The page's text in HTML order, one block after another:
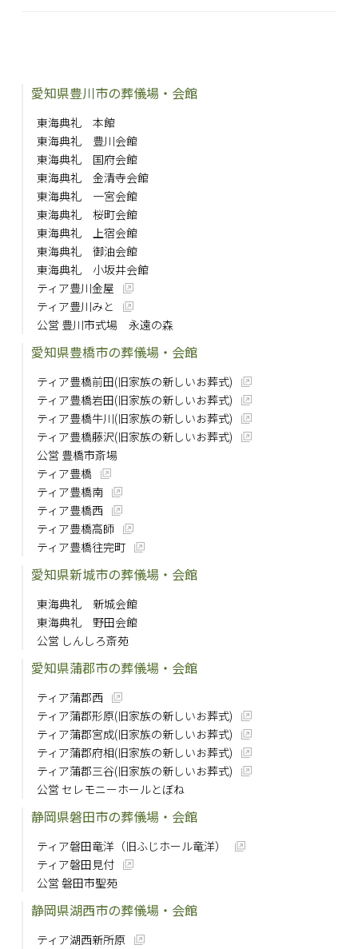
愛知県豊川市の葬儀場・会館
東海典礼 本館
東海典礼 豊川会館
東海典礼 国府会館
東海典礼 金清寺会館
東海典礼 一宮会館
東海典礼 桜町会館
東海典礼 上宿会館
東海典礼 御油会館
東海典礼 小坂井会館
ティア豊川金屋
ティア豊川みと
公営 豊川市式場 永遠の森
愛知県豊橋市の葬儀場・会館
ティア豊橋前田(旧家族の新しいお葬式)
ティア豊橋岩田(旧家族の新しいお葬式)
ティア豊橋牛川(旧家族の新しいお葬式)
ティア豊橋藤沢(旧家族の新しいお葬式)
公営 豊橋市斎場
ティア豊橋
ティア豊橋南
ティア豊橋西
ティア豊橋高師
ティア豊橋往完町
愛知県新城市の葬儀場・会館
東海典礼 新城会館
東海典礼 野田会館
公営 しんしろ斎苑
愛知県蒲郡市の葬儀場・会館
ティア蒲郡西
ティア蒲郡形原(旧家族の新しいお葬式)
ティア蒲郡宮成(旧家族の新しいお葬式)
ティア蒲郡府相(旧家族の新しいお葬式)
ティア蒲郡三谷(旧家族の新しいお葬式)
公営 セレモニーホールとぼね
静岡県磐田市の葬儀場・会館
ティア磐田竜洋（旧ふじホール竜洋）
ティア磐田見付
公営 磐田市聖苑
静岡県湖西市の葬儀場・会館
ティア湖西新所原